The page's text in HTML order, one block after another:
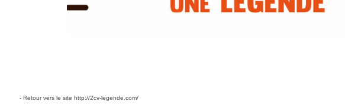
- Retour vers le site http://2cv-legende.com/